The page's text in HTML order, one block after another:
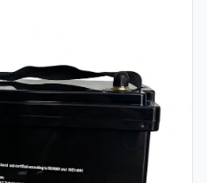
stabilnosti osigurava
visoke temperature te
kapaciteta paralelnim
kompliciranih preinaka.